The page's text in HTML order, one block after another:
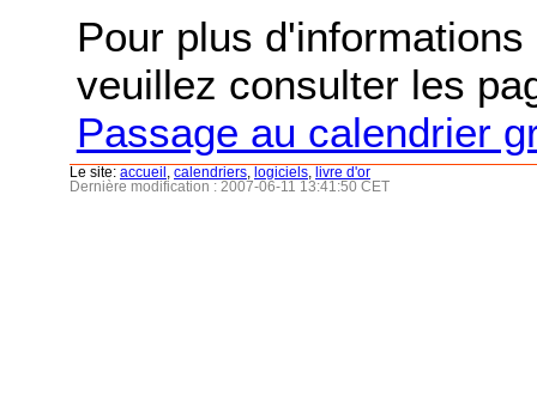
Pour plus
veuillez consulter les
Passage au calendrier
Le site: accueil calendriers logiciels
livre d'or
Dernière modification : 2007-06-11 13:41:50 CET